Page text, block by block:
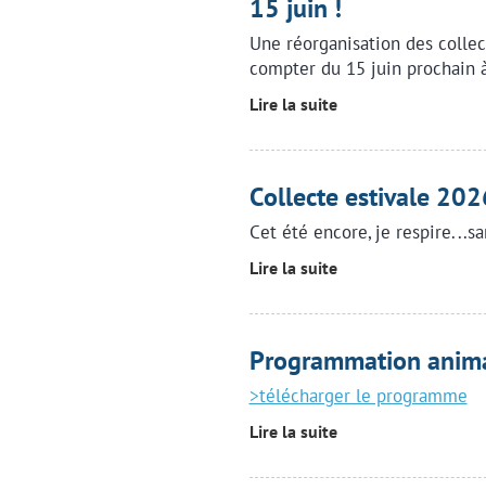
15 juin !
Une réorganisation des
compter du 15 juin prochain
Lire la suite
Collecte estivale
Cet été encore, je
Lire la suite
Programmation
>télécharger le programme
Lire la suite